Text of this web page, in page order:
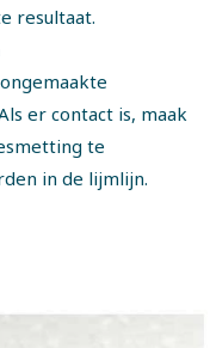
resultaat.
er contact is, maak
te
in de lijmlijn.